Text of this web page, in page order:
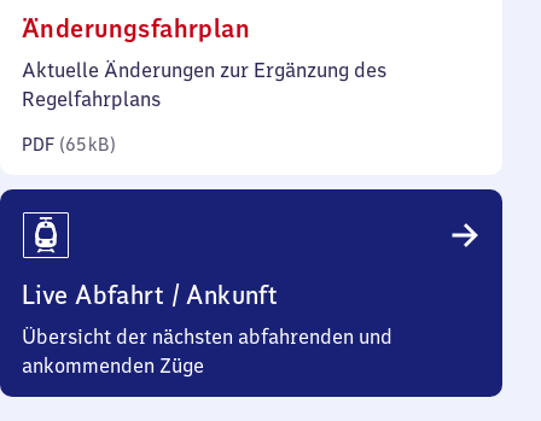
Änderungsfahrplan
65
Aktuelle Änderungen zur Ergänzung des
Regelfahrplans
PDF (65 kB)
Live Abfahrt / Ankunft
Übersicht der nächsten abfahrenden und
ankommenden Züge